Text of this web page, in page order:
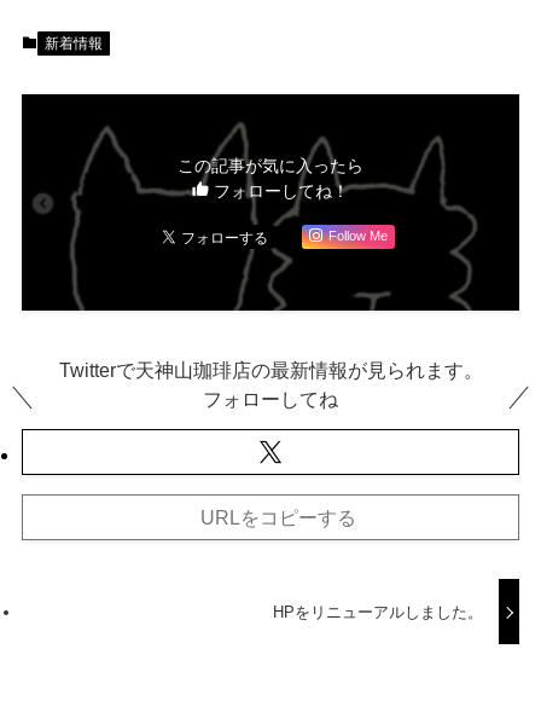
新着情報
この記事が気に入ったら
フォローしてね！
Follow Me
Twitterで天神山珈琲店の最新情報が見られます。
フォローしてね
URLをコピーする
HPをリニューアルしました。